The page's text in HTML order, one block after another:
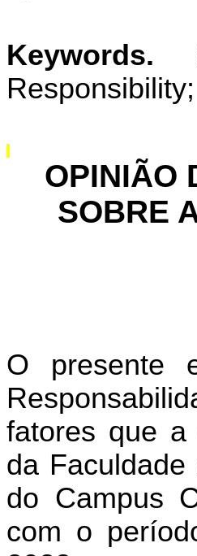
Keywords.
OPINIÃO
SOBRE
O presente
fatores que a
da
do Campus
com o